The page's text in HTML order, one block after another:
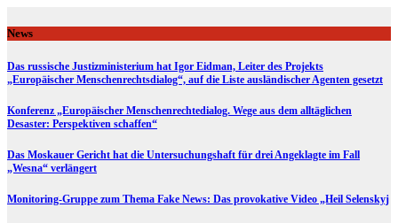
to
content
News
Das russische Justizministerium hat Igor Eidman, Leiter des Projekts
„Europäischer Menschenrechtsdialog“, auf die Liste ausländischer Agenten gesetzt
Konferenz „Europäischer Menschenrechtedialog. Wege aus dem alltäglichen
Desaster: Perspektiven schaffen“
Das Moskauer Gericht hat die Untersuchungshaft für drei Angeklagte im Fall
„Wesna“ verlängert
Monitoring-Gruppe zum Thema Fake News: Das provokative Video „Heil Selenskyj